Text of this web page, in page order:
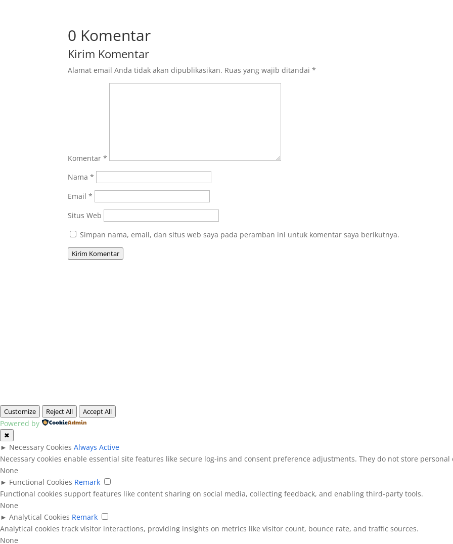
0 Komentar
Kirim Komentar
Alamat email Anda tidak akan dipublikasikan. Ruas yang wajib ditandai*
Komentar*
Nama*
Email*
Situs Web
Simpan nama, email, dan situs web saya pada peramban ini untuk komentar saya berikutnya.
Kirim Komentar
Customize Reject All Accept All
Powered by
✖
► Necessary Cookies Always Active
Necessary cookies enable essential site features like secure log-ins and consent preference adjustments. They do not store personal
None
► Functional Cookies Remark
Functional cookies support features like content sharing on social media, collecting feedback, and enabling third-party tools.
None
► Analytical Cookies Remark
Analytical cookies track visitor interactions, providing insights on metrics like visitor count, bounce rate, and traffic sources.
None